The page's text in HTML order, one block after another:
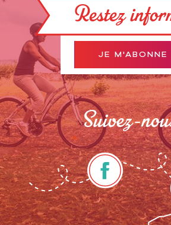
Restez
JE M'ABONNE
Suivez-